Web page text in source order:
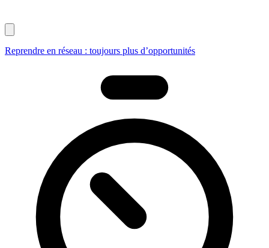
Reprendre en réseau : toujours plus d’opportunités